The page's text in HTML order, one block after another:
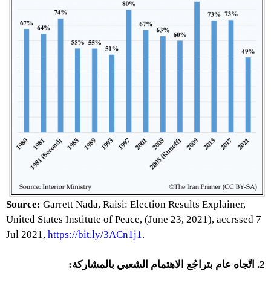
Source: Garrett Nada, Raisi: Election Results Explainer,
United States Institute of Peace, (June 23, 2021), accrssed 7
Jul 2021, https://bit.ly/3ACn1j1.
2. اتّجاه عام بتراجُع الاهتمام الشعبي بالمشاركة: